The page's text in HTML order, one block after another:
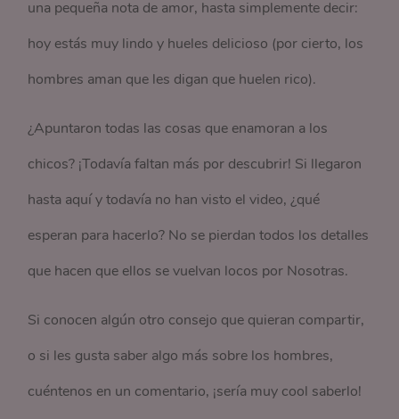
una pequeña nota de amor, hasta simplemente decir:
hoy estás muy lindo y hueles delicioso (por cierto, los
hombres aman que les digan que huelen rico).
¿Apuntaron todas las cosas que enamoran a los
chicos? ¡Todavía faltan más por descubrir! Si llegaron
hasta aquí y todavía no han visto el video, ¿qué
esperan para hacerlo? No se pierdan todos los detalles
que hacen que ellos se vuelvan locos por Nosotras.
Si conocen algún otro consejo que quieran compartir,
o si les gusta saber algo más sobre los hombres,
cuéntenos en un comentario, ¡sería muy cool saberlo!